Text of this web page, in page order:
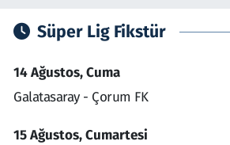
Süper Lig Fikstür
14 Ağustos, Cuma
Galatasaray - Çorum FK
15 Ağustos, Cumartesi